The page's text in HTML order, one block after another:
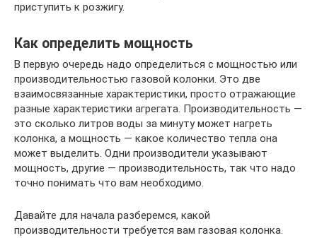
приступить к розжигу.
Как определить мощность
В первую очередь надо определиться с мощностью или
производительностью газовой колонки. Это две
взаимосвязанные характеристики, просто отражающие
разные характеристики агрегата. Производительность —
это сколько литров воды за минуту может нагреть
колонка, а мощность — какое количество тепла она
может выделить. Одни производители указывают
мощность, другие — производительность, так что надо
точно понимать что вам необходимо.
Давайте для начала разберемся, какой
производительности требуется вам газовая колонка.